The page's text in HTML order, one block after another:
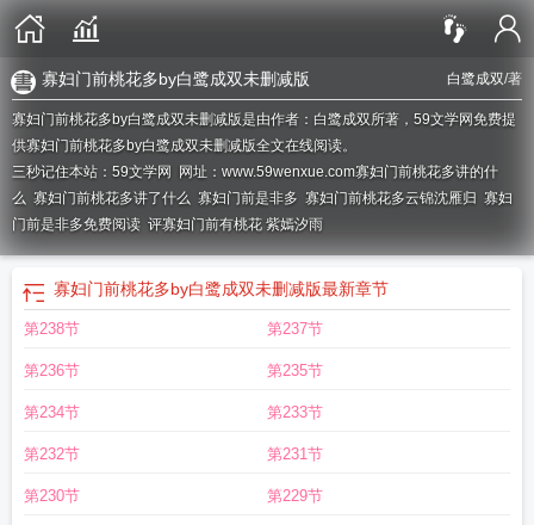
白鹭成双/著
寡妇门前桃花多by白鹭成双未删减版
寡妇门前桃花多by白鹭成双未删减版是由作者：白鹭成双所著，59文学网免费提
供寡妇门前桃花多by白鹭成双未删减版全文在线阅读。
三秒记住本站：59文学网 网址：www.59wenxue.com寡妇门前桃花多讲的什
么 寡妇门前桃花多讲了什么 寡妇门前是非多 寡妇门前桃花多云锦沈雁归 寡妇
门前是非多免费阅读
评寡妇门前有桃花 紫嫣汐雨
寡妇门前桃花多by白鹭成双未删减版最新章节
第238节 第237节
第236节 第235节
第234节 第233节
第232节 第231节
第230节 第229节